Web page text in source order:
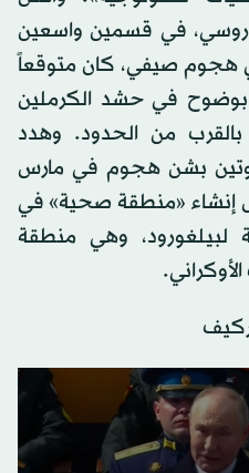
روسي، في قسمين واسعين
هجوم صيفي، كان متوقعاً
في حشد الكرملين
من الحدود. وهدد
بوتين بشن هجوم في مارس
إنشاء «منطقة صحية» في
لبيلغورود، وهي منطقة